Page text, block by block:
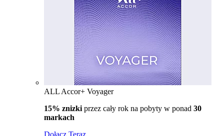
ALL Accor+ Voyager
15% znizki przez cały rok na pobyty w ponad 30
markach
Dołącz Teraz